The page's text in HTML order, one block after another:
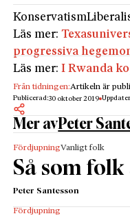
Konservatism
Läs mer:
progressiva
Läs mer:I Rwanda
Från tidningen:Artikeln är
Publicerad:30 oktober 2019
Mer avPeter
FördjupningVanligt folk
Så som folk
Peter Santesson
Fördjupning